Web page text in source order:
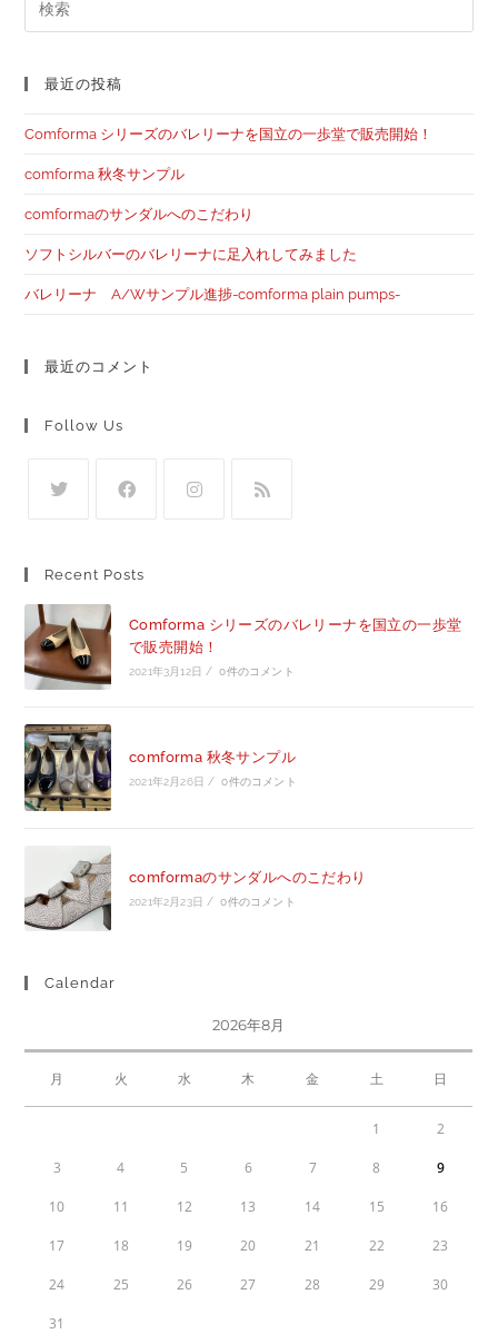
最近の投稿
Comforma シリーズのバレリーナを国立の一歩堂で販売開始！
comforma 秋冬サンプル
comformaのサンダルへのこだわり
ソフトシルバーのバレリーナに足入れしてみました
バレリーナ A/Wサンプル進捗-comforma plain pumps-
最近のコメント
Follow Us
Recent Posts
Comforma シリーズのバレリーナを国立の一歩堂
で販売開始！
2021年3月12日 / 0件のコメント
comforma 秋冬サンプル
2021年2月26日 / 0件のコメント
comformaのサンダルへのこだわり
2021年2月23日 / 0件のコメント
Calendar
2026年8月
月 火 水 木 金 土 日
1 2
3 4 5 6 7 8 9
10 11 12 13 14 15 16
17 18 19 20 21 22 23
24 25 26 27 28 29 30
31